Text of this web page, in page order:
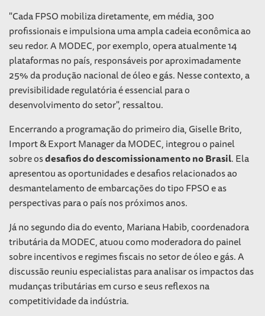
"Cada FPSO mobiliza diretamente, em média, 300
profissionais e impulsiona uma ampla cadeia econômica ao
seu redor. A MODEC, por exemplo, opera atualmente 14
plataformas no país, responsáveis por aproximadamente
25% da produção nacional de óleo e gás. Nesse contexto, a
previsibilidade regulatória é essencial para o
desenvolvimento do setor", ressaltou.
Encerrando a programação do primeiro dia, Giselle Brito,
Import & Export Manager da MODEC, integrou o painel
sobre osdesafios do descomissionamento no Brasil. Ela
apresentou as oportunidades e desafios relacionados ao
desmantelamento de embarcações do tipo FPSO e as
perspectivas para o país nos próximos anos.
Já no segundo dia do evento, Mariana Habib, coordenadora
tributária da MODEC, atuou como moderadora do painel
sobre incentivos e regimes fiscais no setor de óleo e gás. A
discussão reuniu especialistas para analisar os impactos das
mudanças tributárias em curso e seus reflexos na
competitividade da indústria.